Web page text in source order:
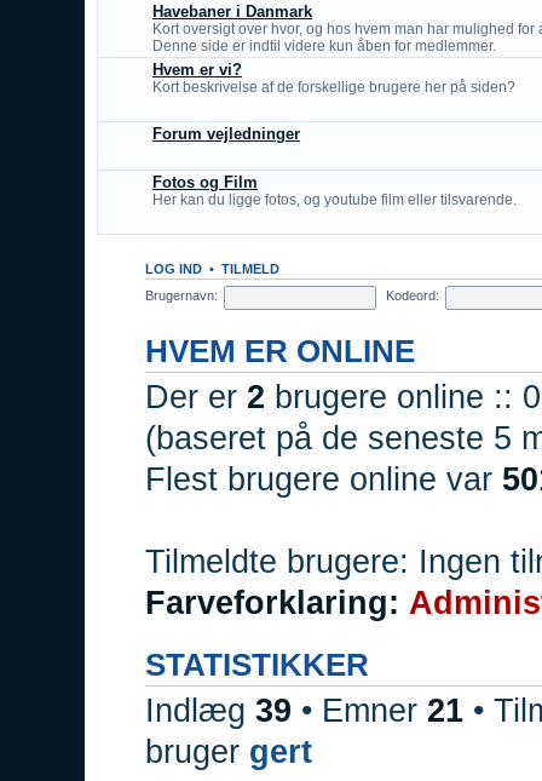
Havebaner i Danmark
Kort oversigt over hvor, og hos hvem man har mulighed for
Denne side er indtil videre kun åben for medlemmer.
Hvem er vi?
Kort beskrivelse af de forskellige brugere her på siden?
Forum vejledninger
Fotos og Film
Her kan du ligge fotos, og youtube film eller tilsvarende.
LOG IND • TILMELD
Brugernavn:
Kodeord:
HVEM ER ONLINE
Der er 2 brugere online ::
(baseret på de seneste 5
Flest brugere online var
Tilmeldte brugere: Ingen
Farveforklaring:
STATISTIKKER
Indlæg 39 • Emner 21 •
bruger gert